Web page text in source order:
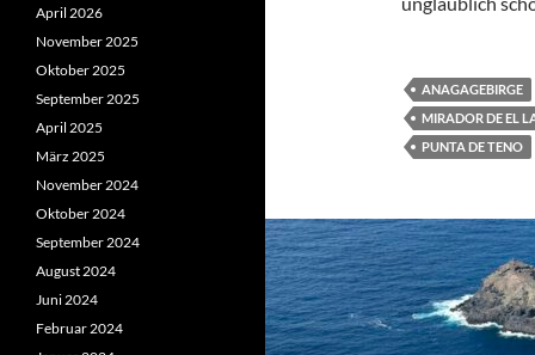
ANAGAGEBIRGE
MIRADOR DE EL
PUNTA DE TENO
April 2026
November 2025
Oktober 2025
September 2025
April 2025
März 2025
November 2024
Oktober 2024
September 2024
August 2024
Juni 2024
Februar 2024